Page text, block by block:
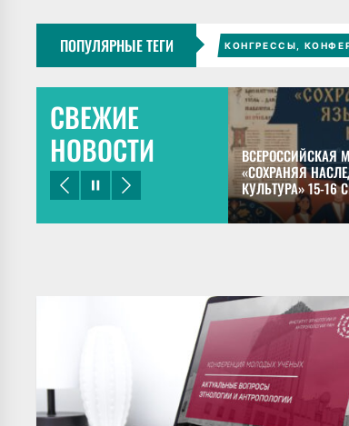
ПОПУЛЯРНЫЕ ТЕГИ КОНГРЕССЫ,
СВЕЖИЕ
НОВОСТИ
ПРЕДСТАВИЛ ДОКЛАДЫ НА
КОНГРЕССЕ МАЙЯНИСТОВ В
ВСЕРОССИЙСКАЯ
«СОХРАНЯЯ
КУЛЬТУРА» 15-16